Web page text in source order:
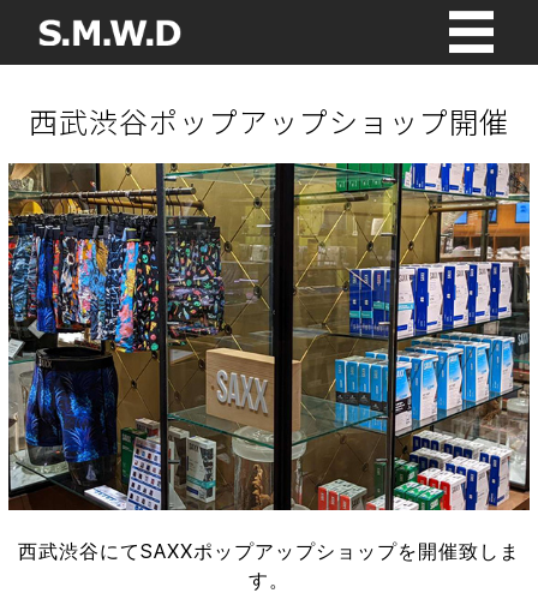
西武渋谷ポップアップショップ開催
西武渋谷にてSAXXポップアップショップを開催致しま
す。